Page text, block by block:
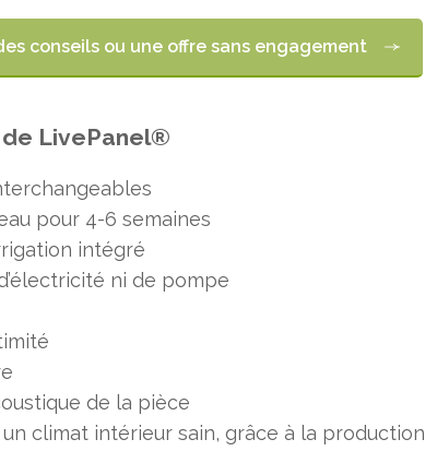
conseils ou une offre sans engagement
LivePanel®
pour 4-6 semaines
intégré
ni de pompe
de la pièce
un climat intérieur sain, grâce à la production